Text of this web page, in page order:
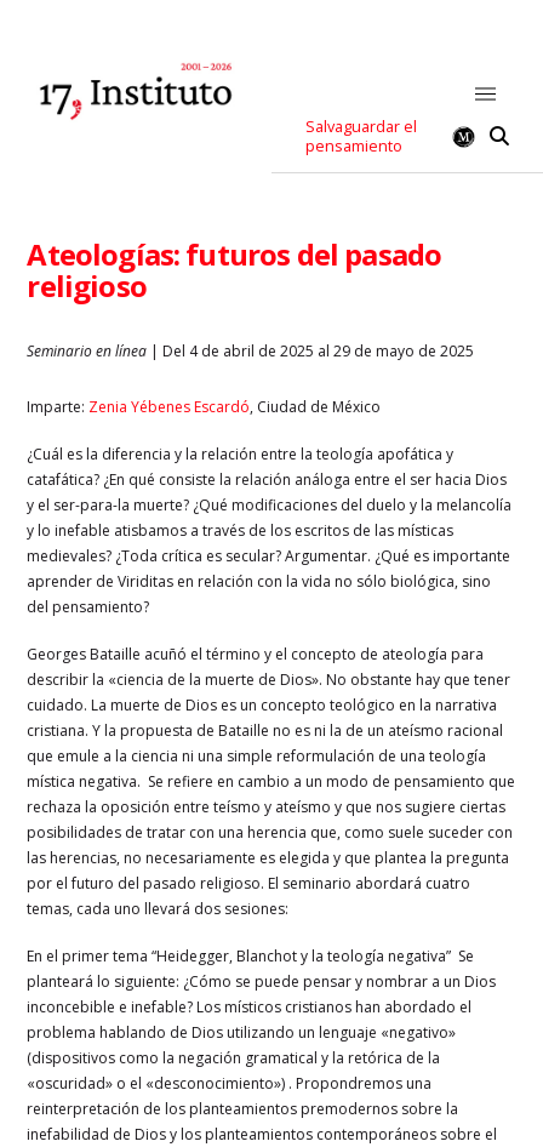
Salvaguardar el
pensamiento
Ateologías: futuros del pasado
religioso
Seminario en línea | Del 4 de abril de 2025 al 29 de mayo de 2025
Imparte: Zenia Yébenes Escardó, Ciudad de México
¿Cuál es la diferencia y la relación entre la teología apofática y
catafática? ¿En qué consiste la relación análoga entre el ser hacia Dios
y el ser-para-la muerte? ¿Qué modificaciones del duelo y la melancolía
y lo inefable atisbamos a través de los escritos de las místicas
medievales? ¿Toda crítica es secular? Argumentar. ¿Qué es importante
aprender de Viriditas en relación con la vida no sólo biológica, sino
del pensamiento?
Georges Bataille acuñó el término y el concepto de ateología para
describir la «ciencia de la muerte de Dios». No obstante hay que tener
cuidado. La muerte de Dios es un concepto teológico en la narrativa
cristiana. Y la propuesta de Bataille no es ni la de un ateísmo racional
que emule a la ciencia ni una simple reformulación de una teología
mística negativa. Se refiere en cambio a un modo de pensamiento que
rechaza la oposición entre teísmo y ateísmo y que nos sugiere ciertas
posibilidades de tratar con una herencia que, como suele suceder con
las herencias, no necesariamente es elegida y que plantea la pregunta
por el futuro del pasado religioso. El seminario abordará cuatro
temas, cada uno llevará dos sesiones:
En el primer tema “Heidegger, Blanchot y la teología negativa” Se
planteará lo siguiente: ¿Cómo se puede pensar y nombrar a un Dios
inconcebible e inefable? Los místicos cristianos han abordado el
problema hablando de Dios utilizando un lenguaje «negativo»
(dispositivos como la negación gramatical y la retórica de la
«oscuridad» o el «desconocimiento») . Propondremos una
reinterpretación de los planteamientos premodernos sobre la
inefabilidad de Dios y los planteamientos contemporáneos sobre el